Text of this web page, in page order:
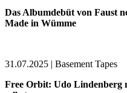
Das Albumdebüt von Faust
Made in Wümme
31.07.2025 | Basement Tapes
Free Orbit: Udo Lindenberg